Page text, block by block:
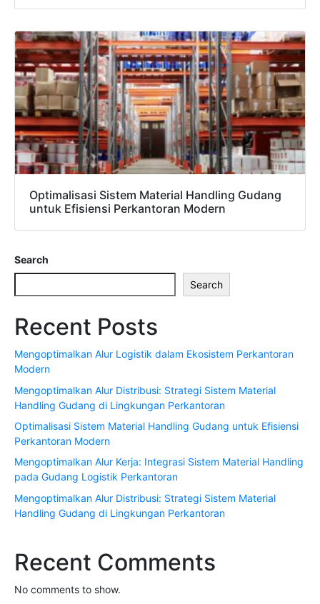
Optimalisasi Sistem Material Handling Gudang
untuk Efisiensi Perkantoran Modern
Search
Search
Recent Posts
Mengoptimalkan Alur Logistik dalam Ekosistem Perkantoran
Modern
Mengoptimalkan Alur Distribusi: Strategi Sistem Material
Handling Gudang di Lingkungan Perkantoran
Optimalisasi Sistem Material Handling Gudang untuk Efisiensi
Perkantoran Modern
Mengoptimalkan Alur Kerja: Integrasi Sistem Material Handling
pada Gudang Logistik Perkantoran
Mengoptimalkan Alur Distribusi: Strategi Sistem Material
Handling Gudang di Lingkungan Perkantoran
Recent Comments
No comments to show.